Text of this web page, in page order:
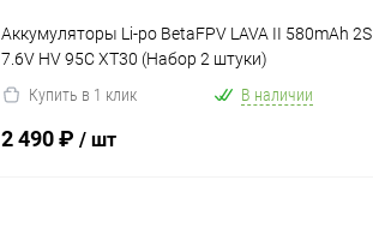
Аккумуляторы Li-po BetaFPV LAVA II 580mAh 2S
7.6V HV 95C XT30 (Набор 2 штуки)
Купить в 1 клик
В наличии
2 490 ₽ / шт